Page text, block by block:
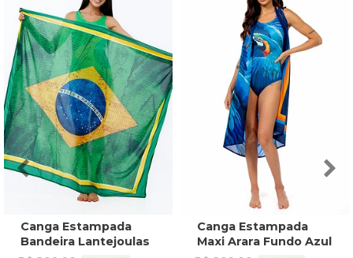
Canga Estampada
Bandeira Lantejoulas
Canga Estampada
Maxi Arara Fundo Azul